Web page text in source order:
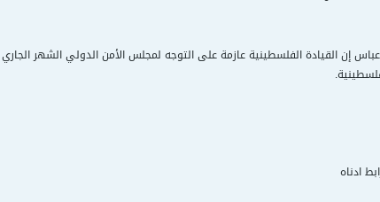
إن القيادة الفلسطينية عازمة على التوجه لمجلس الأمن الدولي الشهر الجاري
ادناه